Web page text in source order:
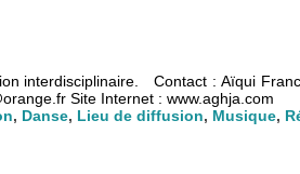
interdisciplinaire. Contact : Aïqui
Site Internet : www.aghja.com
, Danse, Lieu de diffusion, Musique,